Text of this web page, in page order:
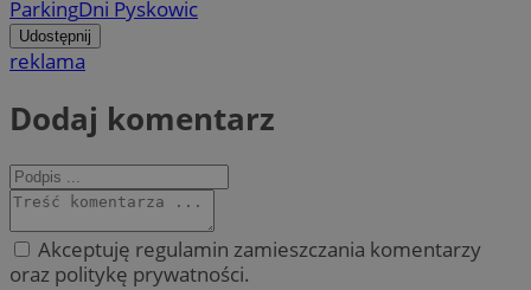
ParkingDni Pyskowic
Udostępnij
reklama
Dodaj komentarz
Akceptuję regulamin zamieszczania komentarzy
oraz politykę prywatności.